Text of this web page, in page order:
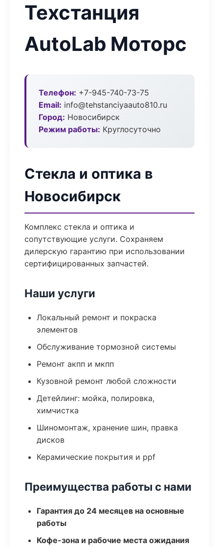
Техстанция
AutoLab Моторс
Телефон: +7-945-740-73-75
Email: info@tehstanciyaauto810.ru
Город: Новосибирск
Режим работы: Круглосуточно
Стекла и оптика в
Новосибирск
Комплекс стекла и оптика и
сопутствующие услуги. Сохраняем
дилерскую гарантию при использовании
сертифицированных запчастей.
Наши услуги
Локальный ремонт и покраска
элементов
Обслуживание тормозной системы
Ремонт акпп и мкпп
Кузовной ремонт любой сложности
Детейлинг: мойка, полировка,
химчистка
Шиномонтаж, хранение шин, правка
дисков
Керамические покрытия и ppf
Преимущества работы с нами
Гарантия до 24 месяцев на основные
работы
Кофе-зона и рабочие места ожидания